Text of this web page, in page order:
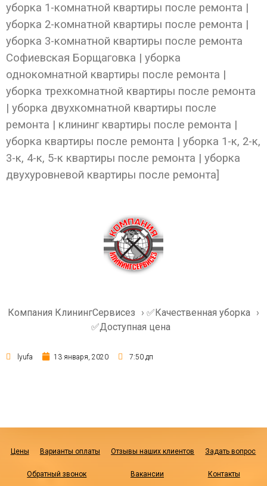
уборка 1-комнатной квартиры после ремонта |
уборка 2-комнатной квартиры после ремонта |
уборка 3-комнатной квартиры после ремонта
Софиевская Борщаговка | уборка
однокомнатной квартиры после ремонта |
уборка трехкомнатной квартиры после ремонта
| уборка двухкомнатной квартиры после
ремонта | клининг квартиры после ремонта |
уборка квартиры после ремонта | уборка 1-к, 2-к,
3-к, 4-к, 5-к квартиры после ремонта | уборка
двухуровневой квартиры после ремонта]
Компания КлинингСервисез › ✅Качественная уборка ›
✅Доступная цена
lyufa 13 января, 2020 7:50 дп
Цены Варианты оплаты Отзывы наших клиентов Задать вопрос
Обратный звонок Вакансии Контакты